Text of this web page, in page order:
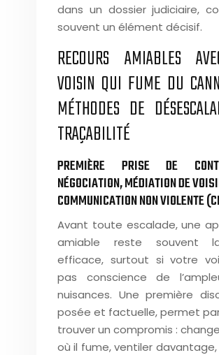
dans un dossier judiciaire,
souvent un élément décisif.
RECOURS AMIABLES
VOISIN QUI FUME DU
MÉTHODES DE
TRAÇABILITÉ
PREMIÈRE PRISE DE
NÉGOCIATION, MÉDIATION DE
COMMUNICATION NON VIOLENTE
Avant toute escalade, une
amiable reste souvent
efficace, surtout si votre
pas conscience de
nuisances. Une première
posée et factuelle, permet
trouver un compromis :
où il fume, ventiler davantage,